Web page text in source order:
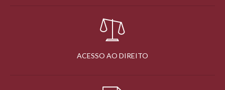
ACESSO AO DIREITO